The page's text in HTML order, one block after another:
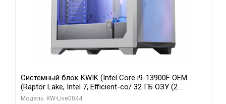
Системный блок KWIK (Intel Core i9-13900F OEM
(Raptor Lake, Intel 7, Efficient-co/ 32 ГБ ОЗУ (2
модуля)/ Gigabyte RTX5070Ti AERO OC 16GB GDDR7
Модель: KW-Live0044